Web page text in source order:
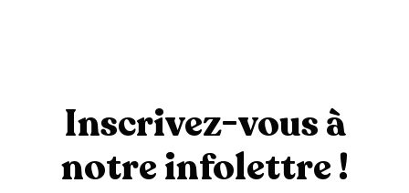
Inscrivez-vous à
notre infolettre !